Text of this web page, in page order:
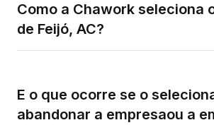
Como a Chawork seleciona
de Feijó, AC?
E o que ocorre se o
abandonar a empresaou a